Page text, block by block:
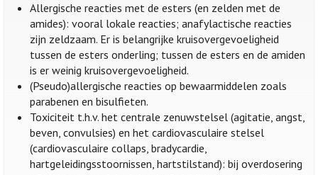
Allergische reacties met de esters (en zelden met de
amides): vooral lokale reacties; anafylactische reacties
zijn zeldzaam. Er is belangrijke kruisovergevoeligheid
tussen de esters onderling; tussen de esters en de amiden
is er weinig kruisovergevoeligheid.
(Pseudo)allergische reacties op bewaarmiddelen zoals
parabenen en bisulfieten.
Toxiciteit t.h.v. het centrale zenuwstelsel (agitatie, angst,
beven, convulsies) en het cardiovasculaire stelsel
(cardiovasculaire collaps, bradycardie,
hartgeleidingsstoornissen, hartstilstand): bij overdosering